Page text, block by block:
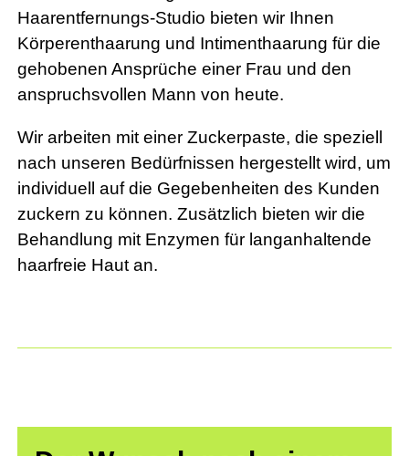
Haarentfernungs-Studio bieten wir Ihnen
Körperenthaarung und Intimenthaarung für die
gehobenen Ansprüche einer Frau und den
anspruchsvollen Mann von heute.
Wir arbeiten mit einer Zuckerpaste, die speziell
nach unseren Bedürfnissen hergestellt wird, um
individuell auf die Gegebenheiten des Kunden
zuckern zu können. Zusätzlich bieten wir die
Behandlung mit Enzymen für langanhaltende
haarfreie Haut an.